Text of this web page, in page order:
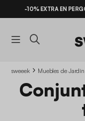
-10% EXTRA EN
sweeek Muebles de Jardín